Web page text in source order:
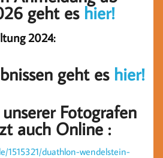
geht es hier!
2024:
geht es hier!
Fotografen
auch Online :
1515321/duathlon-wendelstein-